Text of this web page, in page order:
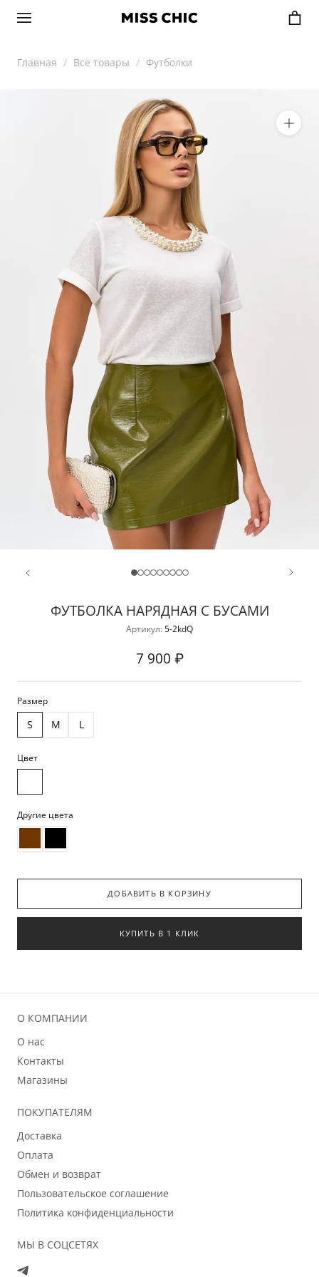
Главная Все товары Футболки
ФУТБОЛКА НАРЯДНАЯ С БУСАМИ
Артикул:5-2kdQ
7 900 ₽
Размер
S M L
Цвет
Другие цвета
ДОБАВИТЬ В КОРЗИНУ
КУПИТЬ В 1 КЛИК
О КОМПАНИИ
О нас
Контакты
Магазины
ПОКУПАТЕЛЯМ
Доставка
Оплата
Обмен и возврат
Пользовательское соглашение
Политика конфиденциальности
МЫ В СОЦСЕТЯХ